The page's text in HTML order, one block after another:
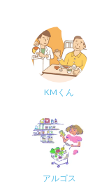
KMくん
アルゴス